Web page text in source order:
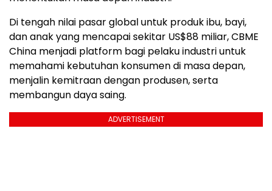
Di tengah nilai pasar global untuk produk ibu, bayi,
dan anak yang mencapai sekitar US$88 miliar, CBME
China menjadi platform bagi pelaku industri untuk
memahami kebutuhan konsumen di masa depan,
menjalin kemitraan dengan produsen, serta
membangun daya saing.
ADVERTISEMENT